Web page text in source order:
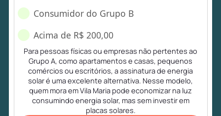
Consumidor do Grupo B
Acima de R$ 200,00
Para pessoas físicas ou empresas não pertentes ao
Grupo A, como apartamentos e casas, pequenos
comércios ou escritórios, a assinatura de energia
solar é uma excelente alternativa. Nesse modelo,
quem mora em Vila Maria pode economizar na luz
consumindo energia solar, mas sem investir em
placas solares.